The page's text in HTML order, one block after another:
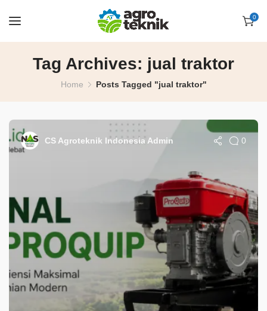
0
Tag Archives: jual traktor
Home Posts Tagged "jual traktor"
CS Agroteknik Indonesia Admin 0